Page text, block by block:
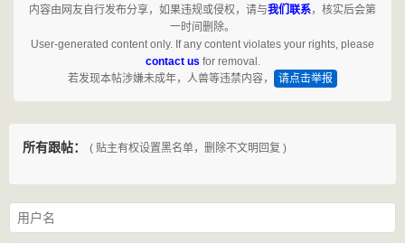
内容由网友自行发布分享，如果违规或侵权，请与我们联系，核实后会第
一时间删除。
User-generated content only. If any content violates your rights, please
contact us for removal.
若发现本帖涉嫌未成年，人兽等违禁内容，
请点击举报
所有跟帖： ( 贴主有权设置黑名单，删除不文明回复 )